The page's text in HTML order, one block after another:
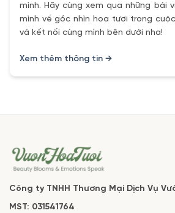
mình. Hãy cùng xem qua những bài
mình về góc nhìn hoa tươi trong
và kết nối cùng mình bên dưới nha!
Xem thêm thông tin →
Công ty TNHH Thương Mại Dịch Vụ
MST: 031541764